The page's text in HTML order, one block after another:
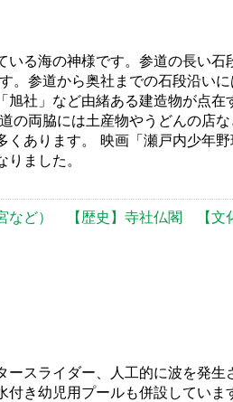
る海の神様です。参道の長い石
。参道から奥社までの石段沿い
社」など由緒ある建造物が点在
の両脇には土産物やうどんの店
あります。 映画「瀬戸内少年
ました。
ど） 【歴史】寺社仏閣 【
スライダー、人工的に波を発
き幼児用プールも併設していま